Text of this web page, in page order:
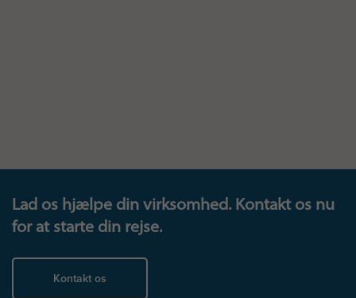
Lad os hjælpe din virksomhed. Kontakt os nu
for at starte din rejse.
Kontakt os